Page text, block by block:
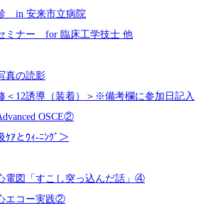
in 安来市立病院
ミナー for 臨床工学技士 他
真の読影
12誘導（装着）＞※備考欄に参加日記入
OSCE②
ｹｱとｳｨ-ﾆﾝｸﾞ＞
図「すこし突っ込んだ話」④
エコー実践②